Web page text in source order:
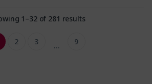
1–32 of 281 results
2 3 … 9